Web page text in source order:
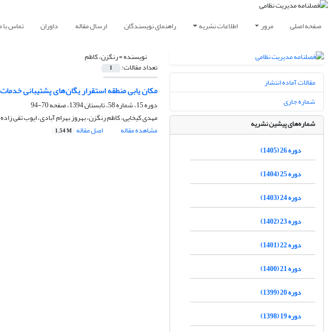
صفحه اصلی مرور اطلاعات نشریه راهنمای نویسندگان ارسال مقاله داوران تماس با
نویسنده =رنگزن، کاظم
تعداد مقالات: 1
مکان یابی منطقه استقرار یگان‌های پشتیبانی
دوره 15، شماره 58، تابستان 1394، صفحه
70-94
مهدی کیخایی، کاظم رنگزن، بهروز بهرام آبادی، ایوب تقی زاده
مشاهده مقاله
اصل مقاله 1.54 M
مقالات آماده انتشار
شماره جاری
شماره‌های پیشین نشریه
دوره 26 (1405)
دوره 25 (1404)
دوره 24 (1403)
دوره 23 (1402)
دوره 22 (1401)
دوره 21 (1400)
دوره 20 (1399)
دوره 19 (1398)